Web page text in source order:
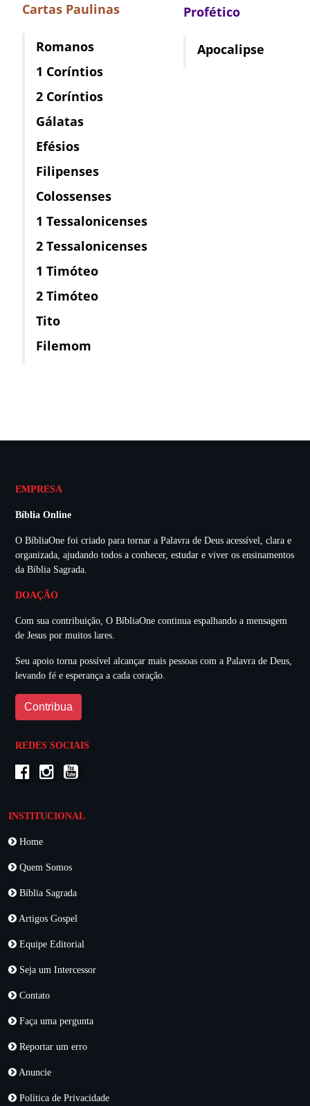
Cartas Paulinas
Romanos
1 Coríntios
2 Coríntios
Gálatas
Efésios
Filipenses
Colossenses
1 Tessalonicenses
2 Tessalonicenses
1 Timóteo
2 Timóteo
Tito
Filemom
Profético
Apocalipse
EMPRESA
Bíblia Online
O BíbliaOne foi criado para tornar a Palavra de Deus acessível, clara e
organizada, ajudando todos a conhecer, estudar e viver os ensinamentos
da Bíblia Sagrada.
DOAÇÃO
Com sua contribuição, O BíbliaOne continua espalhando a mensagem
de Jesus por muitos lares.
Seu apoio torna possível alcançar mais pessoas com a Palavra de Deus,
levando fé e esperança a cada coração.
Contribua
REDES SOCIAIS
INSTITUCIONAL
Home
Quem Somos
Bíblia Sagrada
Artigos Gospel
Equipe Editorial
Seja um Intercessor
Contato
Faça uma pergunta
Reportar um erro
Anuncie
Política de Privacidade